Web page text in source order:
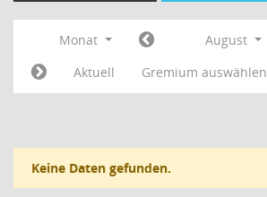
Monat August
Aktuell
Gremium auswählen
Keine Daten gefunden.